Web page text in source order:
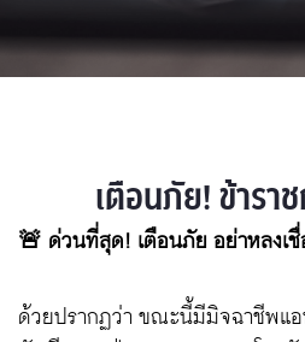
เตือนภัย! ข้ารา
🚨 ด่วนที่สุด! เตือนภัย อย่าหลงเ
ด้วยปรากฏว่า ขณะนี้มีมิจฉาชีพแอ